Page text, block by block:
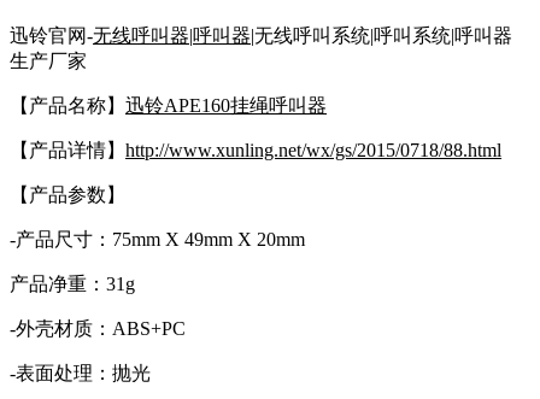
迅铃官网-无线呼叫器|呼叫器|无线呼叫系统|呼叫系统|呼叫器
生产厂家
【产品名称】 迅铃APE160挂绳呼叫器
【产品详情】 http://www.xunling.net/wx/gs/2015/0718/88.html
【产品参数】
-产品尺寸：75mm X 49mm X 20mm
产品净重：31g
-外壳材质：ABS+PC
-表面处理：抛光